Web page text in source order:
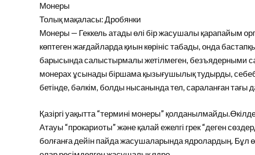
Монеры
Толық мақаласы: Дробянки
Монеры — Геккель атады өлі бір жасушалы қарапайым
көптеген жағдайларда қиын көрініс табады, онда
барысында салыстырмалы жетілмеген, безъядерными
монерах ұсынады біршама қызығушылық тудырды,
бетінде, бәлкім, болды нысанында тел, сараланған тағы
Қазіргі уақытта “термині монеры”
Атауы “прокариоты” және қалай ежелгі грек “деген
болғанға дейін пайда жасушаларында ядролардың. Бұл